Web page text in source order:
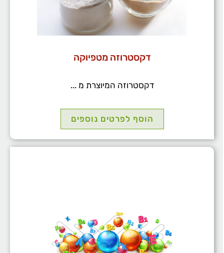
דקסטרוזה מטפיוקה
דקסטרוזה המיוצרת מ ...
הוסף לפרטים נוספים